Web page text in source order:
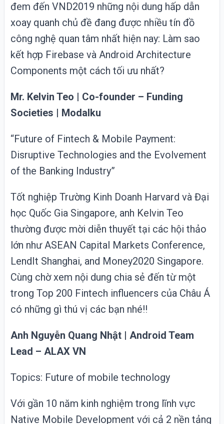
đem đến VND2019 những nội dung hấp dẫn
xoay quanh chủ đề đang được nhiều tín đồ
công nghệ quan tâm nhất hiện nay: Làm sao
kết hợp Firebase và Android Architecture
Components một cách tối ưu nhất?
Mr. Kelvin Teo | Co-founder – Funding
Societies | Modalku
“Future of Fintech & Mobile Payment:
Disruptive Technologies and the Evolvement
of the Banking Industry”
Tốt nghiệp Trường Kinh Doanh Harvard và Đại
học Quốc Gia Singapore, anh Kelvin Teo
thường được mời diễn thuyết tại các hội thảo
lớn như ASEAN Capital Markets Conference,
LendIt Shanghai, and Money2020 Singapore.
Cùng chờ xem nội dung chia sẻ đến từ một
trong Top 200 Fintech influencers của Châu Á
có những gì thú vị các bạn nhé!!
Anh Nguyễn Quang Nhật | Android Team
Lead – ALAX VN
Topics: Future of mobile technology
Với gần 10 năm kinh nghiệm trong lĩnh vực
Native Mobile Development với cả 2 nền tảng